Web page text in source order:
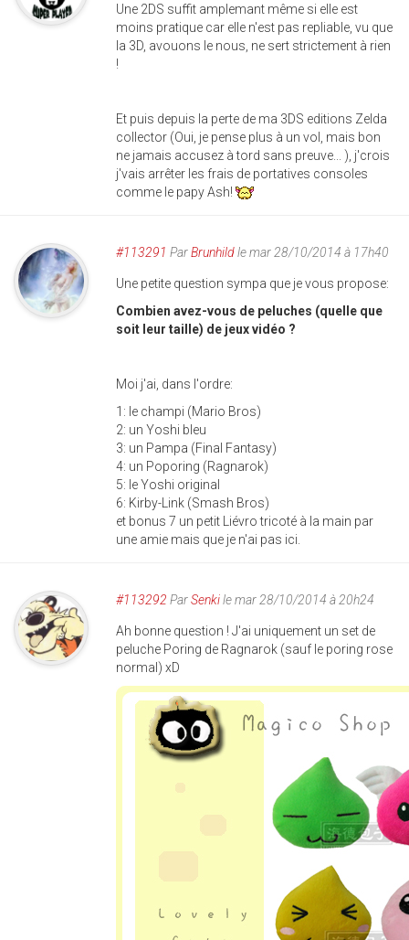
Une 2DS suffit amplemant même si elle est
moins pratique car elle n'est pas repliable, vu que
la 3D, avouons le nous, ne sert strictement à rien
!
Et puis depuis la perte de ma 3DS editions Zelda
collector (Oui, je pense plus à un vol, mais bon
ne jamais accusez à tord sans preuve... ), j'crois
j'vais arrêter les frais de portatives consoles
comme le papy Ash!
#113291 ParBrunhildle mar 28/10/2014 à 17h40
Une petite question sympa que je vous propose:
Combien avez-vous de peluches (quelle que
soit leur taille) de jeux vidéo ?
Moi j'ai, dans l'ordre:
1: le champi (Mario Bros)
2: un Yoshi bleu
3: un Pampa (Final Fantasy)
4: un Poporing (Ragnarok)
5: le Yoshi original
6: Kirby-Link (Smash Bros)
et bonus 7 un petit Liévro tricoté à la main par
une amie mais que je n'ai pas ici.
#113292 ParSenkile mar 28/10/2014 à 20h24
Ah bonne question ! J'ai uniquement un set de
peluche Poring de Ragnarok (sauf le poring rose
normal) xD